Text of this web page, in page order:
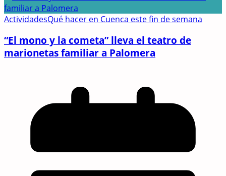
ActividadesQué hacer en Cuenca este fin de semana
“El mono y la cometa” lleva el teatro de
marionetas familiar a Palomera